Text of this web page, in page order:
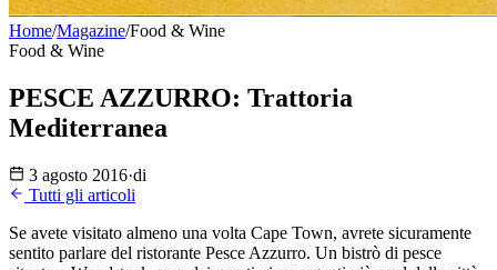
Home/Magazine/Food & Wine
Food & Wine
PESCE AZZURRO: Trattoria
Mediterranea
3 agosto 2016·di
Tutti gli articoli
Se avete visitato almeno una volta Cape Town, avrete sicuramente
sentito parlare del ristorante Pesce Azzurro. Un bistrò di pesce